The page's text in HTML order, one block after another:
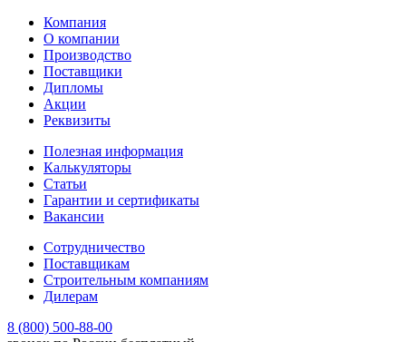
Компания
О компании
Производство
Поставщики
Дипломы
Акции
Реквизиты
Полезная информация
Калькуляторы
Статьи
Гарантии и сертификаты
Вакансии
Сотрудничество
Поставщикам
Строительным компаниям
Дилерам
8 (800) 500-88-00